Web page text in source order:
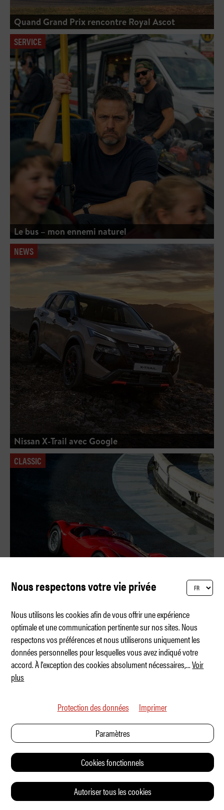
Quand Grand Prix rencontre Royal Ascot
SERVICE
Le bus – mon ennemi naturel
NEWS
Nissan X-Trail avec Google
CLASSIC
Le trident, entre triomphe et tragédie
Nous respectons votre vie privée
Nous utilisons les cookies afin de vous offrir une expérience
optimale et une communication pertinente sur nos sites. Nous
respectons vos préférences et nous utiliserons uniquement les
données personnelles pour lesquelles vous avez indiqué votre
accord. À l'exception des cookies absolument nécessaires,...Voir
plus
Protection des données Imprimer
Paramètres
Cookies fonctionnels
Autoriser tous les cookies